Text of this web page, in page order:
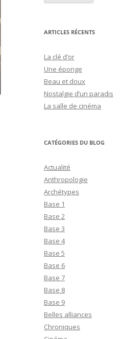
ARTICLES RÉCENTS
La clé d’or
Une éponge
Beau et doux
Nostalgie d’un paradis
La salle de cinéma
CATÉGORIES DU BLOG
Actualité
Anthropologie
Archétypes
Base 1
Base 2
Base 3
Base 4
Base 5
Base 6
Base 7
Base 8
Base 9
Belles alliances
Chroniques